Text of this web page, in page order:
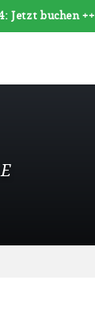
buchen ++